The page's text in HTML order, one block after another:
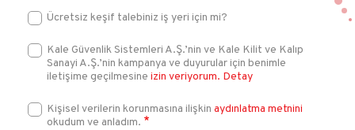
Ücretsiz keşif talebiniz iş yeri için mi?
Kale Güvenlik Sistemleri A.Ş.’nin ve Kale Kilit ve Kalıp
Sanayi A.Ş.’nin kampanya ve duyurular için benimle
iletişime geçilmesine izin veriyorum. Detay
Kişisel verilerin korunmasına ilişkin aydınlatma metnini
okudum ve anladım.